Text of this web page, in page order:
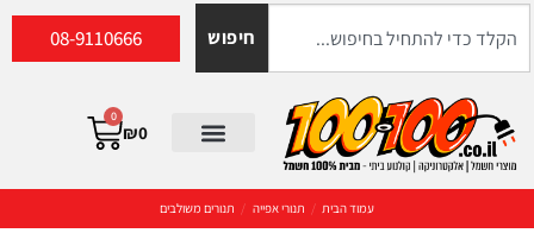
חיפוש 08-9110666
₪0
0
עמוד הבית / תנורי אפייה / תנורים משולבים